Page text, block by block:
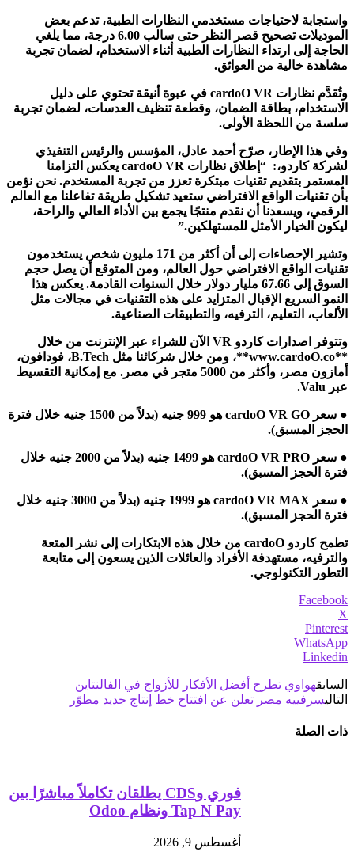
واستجابة لاحتياجات مستخدمي النظارات الطبية، تدعم بعض
الموديلات تصحيح قصر النظر حتى سالب 6.00 درجة، مما يلغي
الحاجة إلى ارتداء النظارات الطبية أثناء الاستخدام، لضمان تجربة
مشاهدة خالية من العوائق.
وتُقدَّم نظارات cardoO VR في عبوة أنيقة تحتوي على دليل
الاستخدام، بطاقة الضمان، وقطعة تنظيف العدسات، لضمان تجربة
سلسة من اللحظة الأولى.
وفي هذا الإطار، صرّح أحمد عادل، المؤسس والرئيس التنفيذي
لشركة كاردو،:
“إطلاق نظارات cardoO VR يعكس التزامنا
المستمر بتقديم تقنيات مبتكرة تعزز من تجربة المستخدم. نحن نؤمن
بأن تقنيات الواقع الافتراضي ستعيد تشكيل طريقة تفاعلنا مع العالم
الرقمي، ويسعدنا أن نقدم منتجًا يجمع بين الأداء العالي والراحة،
ليكون الخيار الأمثل للمستهلكين.”
وتشير الإحصاءات إلى أن أكثر من 171 مليون شخص يستخدمون
تقنيات الواقع الافتراضي حول العالم، ومن المتوقع أن يصل حجم
السوق إلى 67.66 مليار دولار خلال السنوات القادمة. يعكس هذا
النمو السريع الإقبال المتزايد على هذه التقنيات في مجالات مثل
الألعاب، التعليم، الترفيه، والتطبيقات الصناعية.
وتتوفر اصدارات كاردو VR الآن للشراء عبر الإنترنت من خلال
**www.cardoO.co**، ومن خلال شركائنا مثل B.Tech، فودافون،
أمازون مصر، وأكثر من 5000 متجر في مصر. مع إمكانية التقسيط
عبر Valu.
● سعر cardoO VR GO هو 999 جنيه (بدلاً من 1500 جنيه خلال فترة
الحجز المسبق).
● سعر cardoO VR PRO هو 1499 جنيه (بدلاً من 2000 جنيه خلال
فترة الحجز المسبق).
● سعر cardoO VR MAX هو 1999 جنيه (بدلاً من 3000 جنيه خلال
فترة الحجز المسبق).
تطمح كاردو cardoO من خلال هذه الابتكارات إلى نشر المتعة
والترفيه، مستهدفة الأفراد والعائلات الذين يسعون إلى متابعة
التطور التكنولوجي.
Facebook
X
Pinterest
WhatsApp
Linkedin
السابقهواوي تطرح أفضل الأفكار للأزواج في الفالنتاين
التاليسرفييه مصر تعلن عن افتتاح خط إنتاج جديد مطوّر
ذات الصلة
فوري وCDS يطلقان تكاملاً مباشرًا بين
Tap N Pay ونظام Odoo
أغسطس 9, 2026